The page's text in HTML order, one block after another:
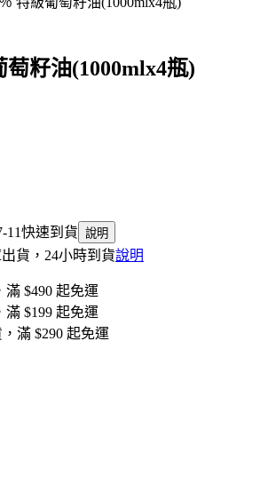
萄籽油(1000mlx4瓶)
11快速到貨 說明
出貨，24小時到貨說明
$490 起免運
$199 起免運
滿 $290 起免運